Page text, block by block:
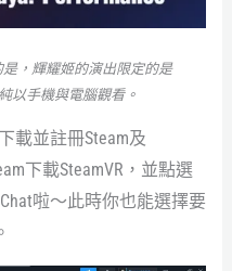
，輝耀姬的演出限定的是
以手機與電腦觀看。
載並註冊Steam及
下載SteamVR，並點選
啦～此時你也能選擇要